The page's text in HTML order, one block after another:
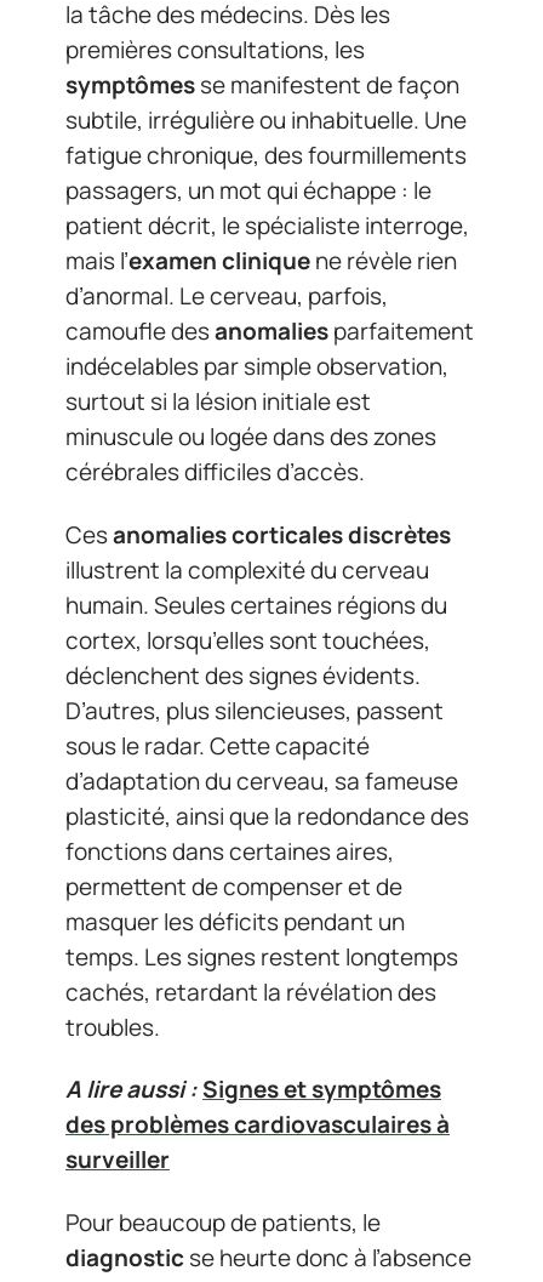
la tâche des médecins. Dès les
premières consultations, les
symptômesse manifestent de façon
subtile, irrégulière ou inhabituelle. Une
fatigue chronique, des fourmillements
passagers, un mot qui échappe : le
patient décrit, le spécialiste interroge,
mais l’examen cliniquene révèle rien
d’anormal. Le cerveau, parfois,
camoufle desanomaliesparfaitement
indécelables par simple observation,
surtout si la lésion initiale est
minuscule ou logée dans des zones
cérébrales difficiles d’accès.
Cesanomalies corticales discrètes
illustrent la complexité du cerveau
humain. Seules certaines régions du
cortex, lorsqu’elles sont touchées,
déclenchent des signes évidents.
D’autres, plus silencieuses, passent
sous le radar. Cette capacité
d’adaptation du cerveau, sa fameuse
plasticité, ainsi que la redondance des
fonctions dans certaines aires,
permettent de compenser et de
masquer les déficits pendant un
temps. Les signes restent longtemps
cachés, retardant la révélation des
troubles.
A lire aussi :Signes et symptômes
des problèmes cardiovasculaires à
surveiller
Pour beaucoup de patients, le
diagnosticse heurte donc à l’absence